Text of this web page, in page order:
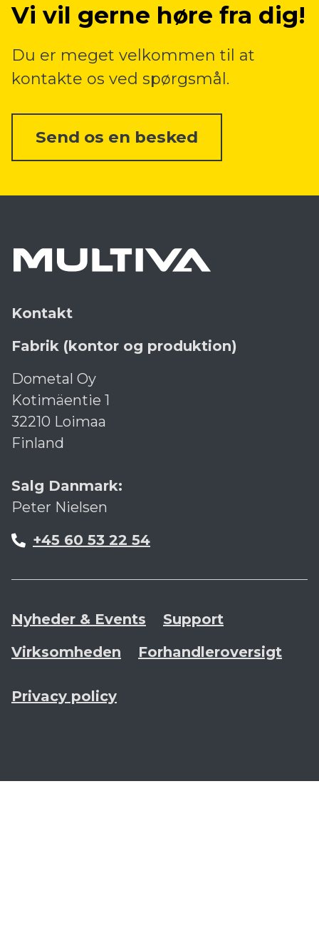
Vi vil gerne høre fra dig!
Du er meget velkommen til at
kontakte os ved spørgsmål.
Send os en besked
Kontakt
Fabrik (kontor og produktion)
Dometal Oy
Kotimäentie 1
32210 Loimaa
Finland
Salg Danmark:
Peter Nielsen
+45 60 53 22 54
Nyheder & Events
Support
Virksomheden
Forhandleroversigt
Privacy policy